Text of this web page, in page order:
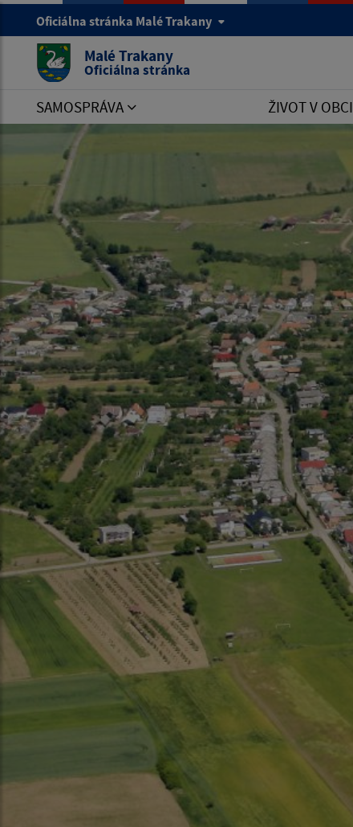
Oficiálna stránka Malé Trakany
Malé Trakany
Oficiálna stránka
SAMOSPRÁVA ŽIVOT V OBCI